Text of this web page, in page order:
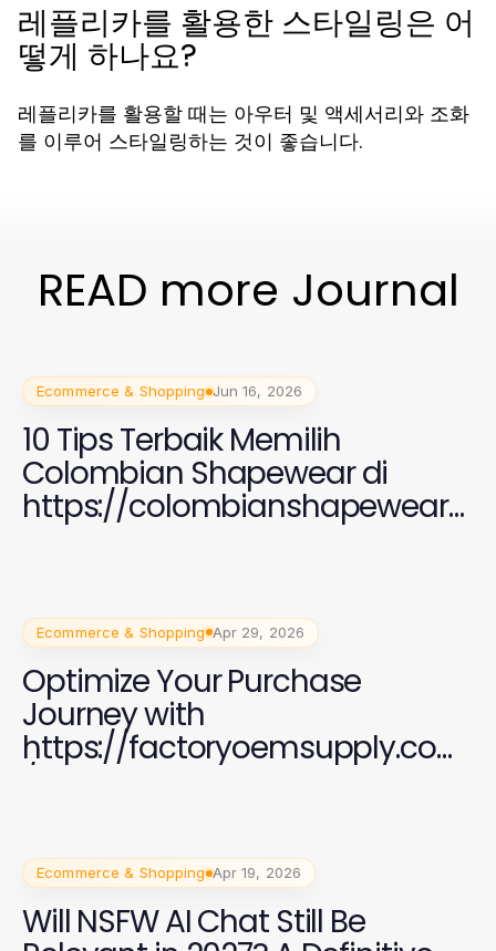
레플리카를 활용한 스타일링은 어
떻게 하나요?
레플리카를 활용할 때는 아우터 및 액세서리와 조화
를 이루어 스타일링하는 것이 좋습니다.
READ more Journal
Ecommerce & Shopping Jun 16, 2026
10 Tips Terbaik Memilih
Colombian Shapewear di
https://colombianshapewearg
aless.com untuk Wanita
Ecommerce & Shopping Apr 29, 2026
Optimize Your Purchase
Journey with
https://factoryoemsupply.com
Ecommerce & Shopping Apr 19, 2026
Will NSFW AI Chat Still Be